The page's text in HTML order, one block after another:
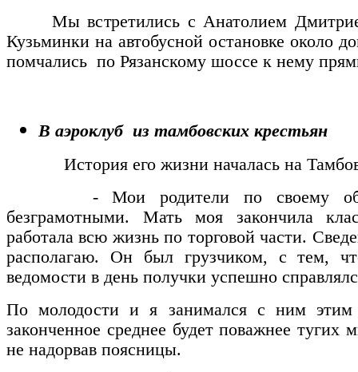
Мы встретились с Анатолием
Кузьминки на автобусной остановке
помчались по Рязанскому шоссе к нему
В аэроклуб из тамбовских крестьян
История его жизни началась на
- Мои родители по своему
безграмотными. Мать моя закончила
работала всю жизнь по торговой части.
располагаю. Он был грузчиком, с тем,
ведомости в день получки успешно
По молодости и я занимался с ним
законченное среднее будет поважнее
не надорвав поясницы.